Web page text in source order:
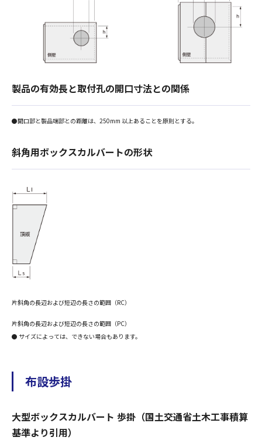
製品の有効長と取付孔の開口寸法との関係
●開口部と製品端部との距離は、250mm 以上あることを原則とする。
斜角用ボックスカルバートの形状
片斜角の長辺および短辺の長さの範囲（RC）
片斜角の長辺および短辺の長さの範囲（PC）
● サイズによっては、できない場合もあります。
布設歩掛
大型ボックスカルバート 歩掛（国土交通省土木工事積算
基準より引用）